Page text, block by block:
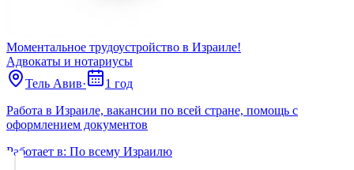
Моментальное трудоустройство в Израиле!
Адвокаты и нoтариусы
Тель Авив·
1 год
Работа в Израиле, вакансии по всей стране, помощь с
оформлением документов
Работает в: По всему Израилю